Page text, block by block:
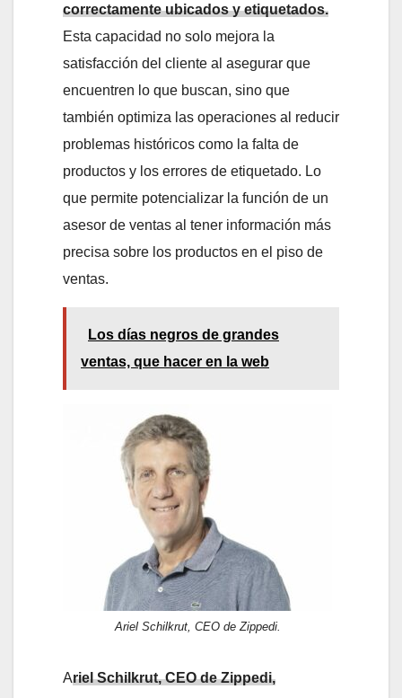
correctamente ubicados y etiquetados.
Esta capacidad no solo mejora la
satisfacción del cliente al asegurar que
encuentren lo que buscan, sino que
también optimiza las operaciones al reducir
problemas históricos como la falta de
productos y los errores de etiquetado. Lo
que permite potencializar la función de un
asesor de ventas al tener información más
precisa sobre los productos en el piso de
ventas.
Los días negros de grandes
ventas, que hacer en la web
Ariel Schilkrut, CEO de Zippedi.
Ariel Schilkrut, CEO de Zippedi,